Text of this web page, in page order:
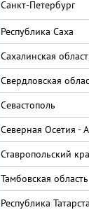
Санкт-Петербург
Республика Саха
Сахалинская
Свердловская
Севастополь
Северная Осетия -
Ставропольский
Тамбовская область
Республика